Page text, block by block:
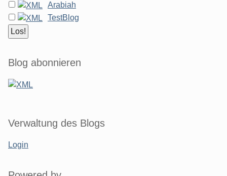
Arabiah
TestBlog
Blog abonnieren
Verwaltung des Blogs
Login